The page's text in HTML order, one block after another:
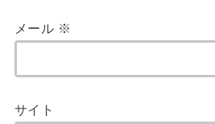
メール ※
サイト